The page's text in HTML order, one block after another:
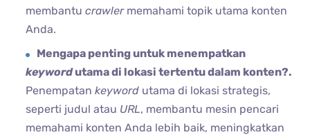
membantucrawlermemahami topik utama konten
Anda.
Mengapa penting untuk menempatkan
keywordutama di lokasi tertentu dalam konten?.
Penempatankeyword utama di lokasi strategis,
seperti judul atau URL, membantu mesin pencari
memahami konten Anda lebih baik, meningkatkan